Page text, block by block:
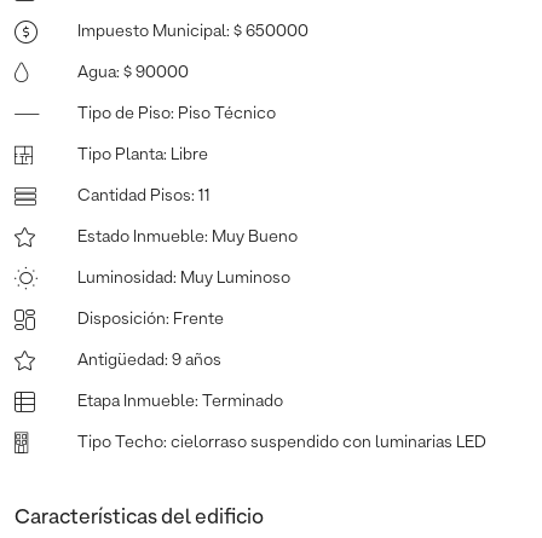
Impuesto Municipal : $ 650000
Agua: $ 90000
Tipo de Piso: Piso Técnico
Tipo Planta: Libre
Cantidad Pisos: 11
Estado Inmueble: Muy Bueno
Luminosidad: Muy Luminoso
Disposición: Frente
Antigüedad: 9 años
Etapa Inmueble: Terminado
Tipo Techo: cielorraso suspendido con luminarias LED
Características del edificio